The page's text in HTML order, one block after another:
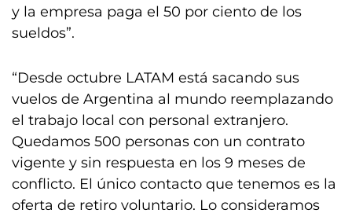
y la empresa paga el 50 por ciento de los
sueldos”.
“Desde octubre LATAM está sacando sus
vuelos de Argentina al mundo reemplazando
el trabajo local con personal extranjero.
Quedamos 500 personas con un contrato
vigente y sin respuesta en los 9 meses de
conflicto. El único contacto que tenemos es la
oferta de retiro voluntario. Lo consideramos